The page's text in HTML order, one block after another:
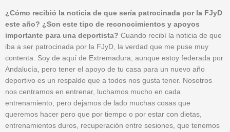
¿Cómo recibió la noticia de que sería patrocinada por la FJyD
este año? ¿Son este tipo de reconocimientos y apoyos
importante para una deportista? Cuando recibí la noticia de que
iba a ser patrocinada por la FJyD, la verdad que me puse muy
contenta. Soy de aquí de Extremadura, aunque estoy federada por
Andalucía, pero tener el apoyo de tu casa para un nuevo año
deportivo es un respaldo que a todos nos gusta tener. Nosotros
nos centramos en entrenar, luchamos mucho en cada
entrenamiento, pero dejamos de lado muchas cosas que
queremos hacer pero que por tiempo o por estar con dietas,
entrenamientos duros, recuperación entre sesiones, que tenemos